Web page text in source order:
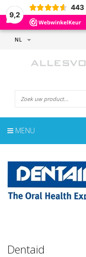
9,2
443
NL
MENU
Dentaid